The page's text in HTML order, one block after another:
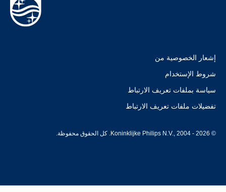
إشعار الخصوصية من
شروط الإستخدام
سياسة بملفات تعريف الارتباط
تفضيلات ملفات تعريف الارتباط
© Koninklijke Philips N.V., 2004 - 2026. كل الحقوق محفوظة.